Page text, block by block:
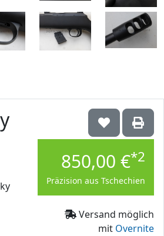
850,00 €*2
Präzision aus Tschechien
Versand möglich
mit Overnite